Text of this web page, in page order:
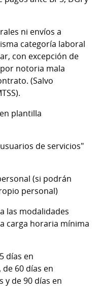
ni envíos a
categoría laboral
con excepción de
notoria mala
(Salvo
plantilla
de servicios"
(si podrán
personal)
las modalidades
carga horaria mínima
días en
60 días en
y de 90 días en